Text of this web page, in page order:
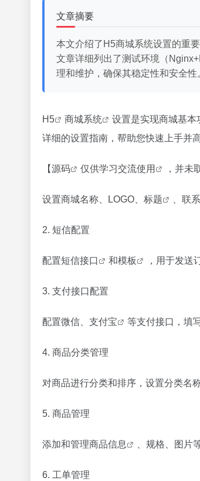
文章摘要
本文介绍了H5商城系统设置的重
文章详细列出了测试环境（
理和维护，确保其稳定性和安全
H5 商城系统 设置是实现商城基本
详细的设置指南，帮助您快速上手并
【源码 仅供学习交流使用 ，并未
设置商城名称、LOGO、 标题 、联
2. 短信配置
配置短信接口 和模板 ，用于发送
3. 支付接口配置
配置微信、 支付宝 等支付接口，填
4. 商品分类管理
对商品进行分类和排序，设置分类名
5. 商品管理
添加和管理商品信息 、规格、图片
6. 工单管理